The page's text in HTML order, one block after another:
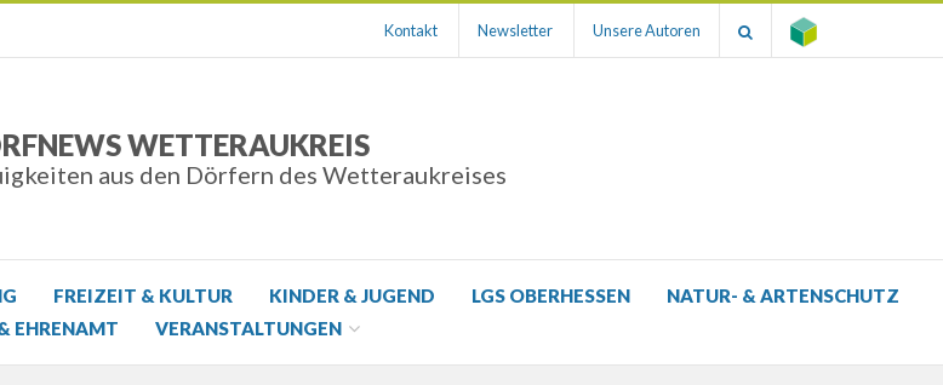
Kontakt Newsletter Unsere Autoren
WETTERAUKREIS
aus den Dörfern des Wetteraukreises
FREIZEIT & KULTUR KINDER & JUGEND LGS OBERHESSEN
NATUR- & ARTENSCHUTZ
EHRENAMT
VERANSTALTUNGEN